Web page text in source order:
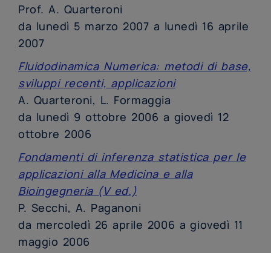
Prof. A. Quarteroni
da lunedì 5 marzo 2007 a lunedì 16 aprile
2007
Fluidodinamica Numerica: metodi di base,
sviluppi recenti, applicazioni
A. Quarteroni, L. Formaggia
da lunedì 9 ottobre 2006 a giovedì 12
ottobre 2006
Fondamenti di inferenza statistica per le
applicazioni alla Medicina e alla
Bioingegneria (V ed.)
P. Secchi, A. Paganoni
da mercoledì 26 aprile 2006 a giovedì 11
maggio 2006